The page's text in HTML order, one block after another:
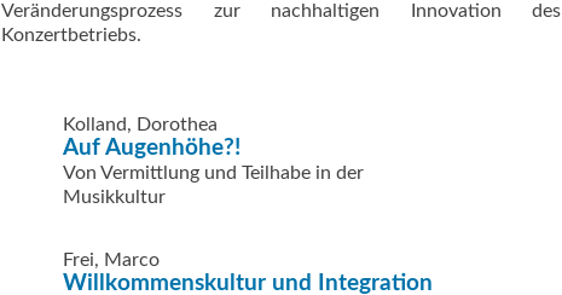
Veränderungsprozess zur nachhaltigen Innovation des
Konzertbetriebs.
Kolland, Dorothea
Auf Augenhöhe?!
Von Vermittlung und Teilhabe in der
Musikkultur
Frei, Marco
Willkommenskultur und Integration